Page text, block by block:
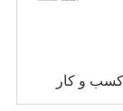
و کار